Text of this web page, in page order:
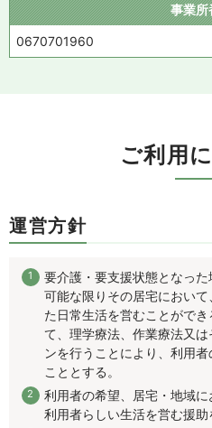
事業所
0670701960
ご利用
運営方針
要介護・要支援状態となっ
可能な限りその居宅におい
た日常生活を営むことがで
て、理学療法、作業療法又
ンを行うことにより、利用
こととする。
利用者の希望、居宅・地域に
利用者らしい生活を営む援助